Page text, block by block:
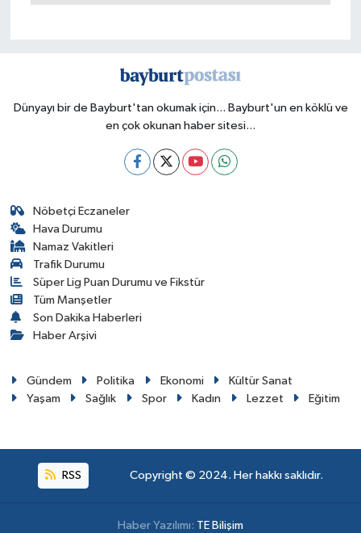
Dünyayı bir de Bayburt'tan okumak için... Bayburt'un en köklü ve
en çok okunan haber sitesi...
Nöbetçi Eczaneler
Hava Durumu
Namaz Vakitleri
Trafik Durumu
Süper Lig Puan Durumu ve Fikstür
Tüm Manşetler
Son Dakika Haberleri
Haber Arşivi
Gündem Politika Ekonomi
Kültür Sanat
Yaşam
Sağlık Spor Kadın Lezzet Eğitim
RSS Copyright © 2024. Her hakkı saklıdır.
Haber Yazılımı: TE Bilişim